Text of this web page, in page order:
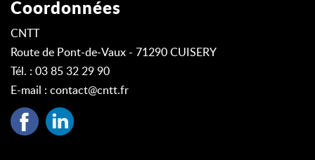
Coordonnées
CNTT
Route de Pont-de-Vaux - 71290 CUISERY
Tél. : 03 85 32 29 90
E-mail : contact@cntt.fr